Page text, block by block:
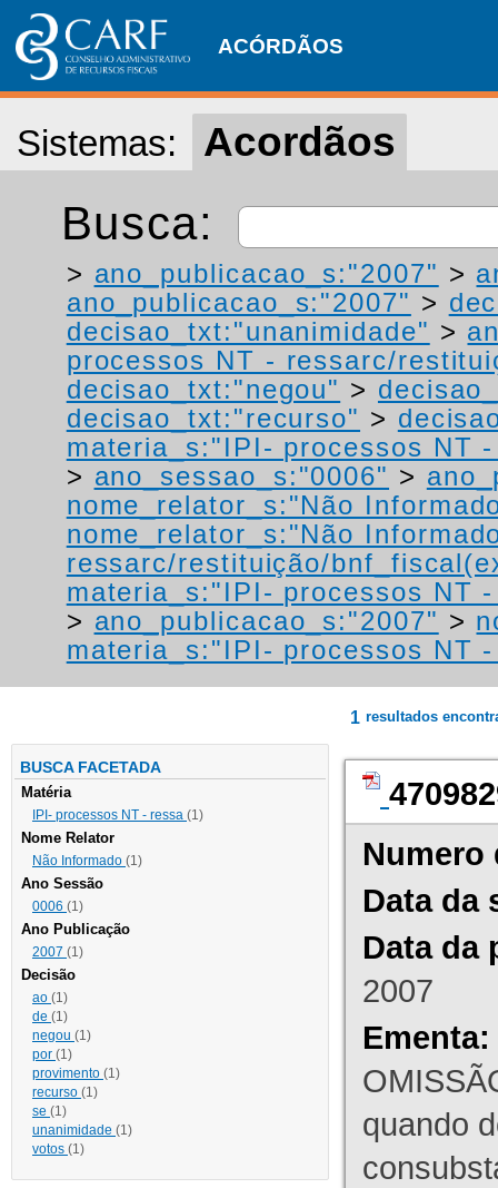
ACÓRDÃOS
Sistemas: Acordãos
Busca:
> ano_publicacao_s:"2007" >
ano_publicacao_s:"2007" >
decisao_txt:"unanimidade" >
processos NT - ressarc/
decisao_txt:"negou" >
decisao_txt:"recurso" >
materia_s:"IPI- processos NT
> ano_sessao_s:"0006" >
nome_relator_s:"Não
nome_relator_s:"Não
ressarc/restituição/
materia_s:"IPI- processos NT
> ano_publicacao_s:"2007" >
materia_s:"IPI- processos NT
BUSCA FACETADA
Matéria
IPI- processos NT - ressa (1)
Nome Relator
Não Informado (1)
Ano Sessão
0006 (1)
Ano Publicação
2007 (1)
Decisão
ao (1)
de (1)
negou (1)
por (1)
provimento (1)
recurso (1)
se (1)
unanimidade (1)
votos (1)
1 resultados
Numero
Data da
Data da
2007
Ementa:
quando